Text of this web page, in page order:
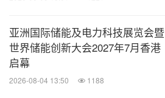
亚洲国际储能及电力科技展览会暨
世界储能创新大会2027年7月香港
启幕
2026-08-04 13:50 1188